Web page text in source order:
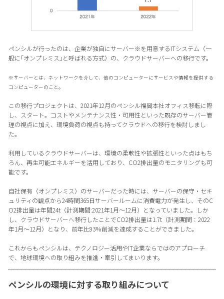
ペンシルが行ったのは、企業が独自にサーバー※を用意するITシステム（一
般に｢オンプレミス｣と呼ばれる方式）の、クラウドサーバーへの移行です。
※サーバーとは、ネットワークを介して、他のコンピューターにサービスや情報を提供する
コンピューターのこと。
この移行プロジェクトは、2021年12月のペンシル福岡本社オフィス移転に際
し、スタート。コストやメンテナンス性・可用性といった既存のサーバー管
理の視点に加え、環境負荷の視点も持ってクラウドへの移行を検討しまし
た。
利用しているクラウドサーバーは、環境の柔軟性や拡張性といった点はもち
ろん、再生可能エネルギーを活用しており、CO2排出量のモニタリングも可
能です。
自社保有（オンプレミス）のサーバーだった時には、サーバーの保守・セキ
ュリティの観点から24時間365日サーバールームに消費電力が発生し、そのC
O2排出量は年間24t（計測期間:2021年1月〜12月）となっていました。しか
し、クラウドサーバーへ移行したことでCO2排出量は1.7t（計測期間：2022
年1月〜12月）となり、前年比93％削減を達成することができました。
これからもペンシルは、テクノロジー活用やIT企業ならではのアプローチ
で、地球環境への取り組みを推進・牽引してまいります。
ペンシルの環境に対する取り組みについて